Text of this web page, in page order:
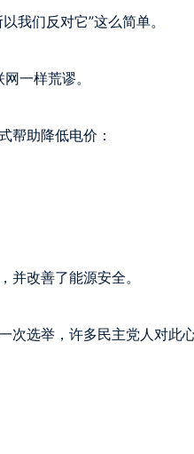
我们反对它”这么简单。
一样荒谬。
帮助降低电价：
并改善了能源安全。
次选举，许多民主党人对此